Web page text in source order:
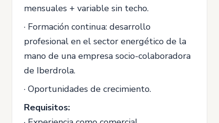
mensuales + variable sin techo.
· Formación continua: desarrollo
profesional en el sector energético de la
mano de una empresa socio-colaboradora
de Iberdrola.
· Oportunidades de crecimiento.
Requisitos: